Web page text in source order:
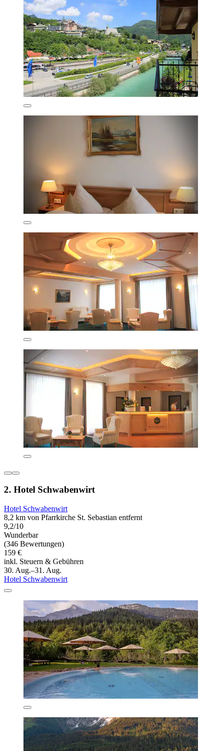
2. Hotel Schwabenwirt
Hotel Schwabenwirt
8,2 km von Pfarrkirche St. Sebastian entfernt
9,2/10
Wunderbar
(346 Bewertungen)
159 €
inkl. Steuern & Gebühren
30. Aug.–31. Aug.
Hotel Schwabenwirt